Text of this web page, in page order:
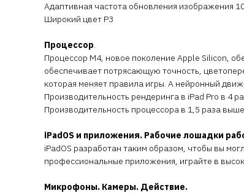
Адаптивная частота обновления изображения
Широкий цвет P3
Процессор.
Процессор M4, новое поколение Apple Silicon,
обеспечивает потрясающую точность,
которая меняет правила игры. А нейронный
Производительность рендеринга в iPad Pro в 4
Производительность процессора в 1,5 раза
iPadOS и приложения. Рабочие лошадки
iPadOS разработан таким образом, чтобы вы
профессиональные приложения, играйте в
Микрофоны. Камеры. Действие.